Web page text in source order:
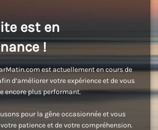
est en
!
est actuellement en cours de
d’améliorer votre expérience et de vous
encore plus performant.
pour la gêne occasionnée et vous
patience et de votre compréhension.